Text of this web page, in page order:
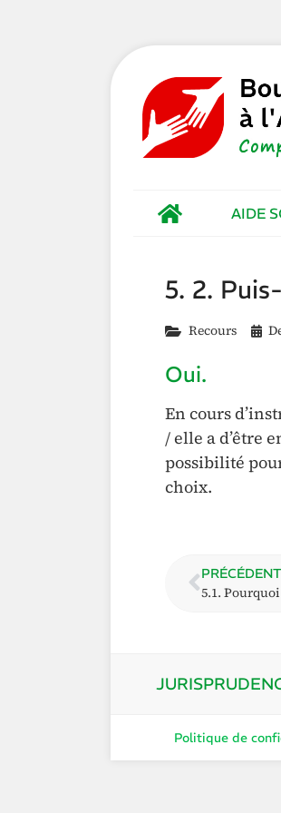
AIDE
5. 2.
Recours
Oui.
En cours
/ elle a d’être
possibilité
choix.
PRÉCÉDENT
5.1.
Politique de